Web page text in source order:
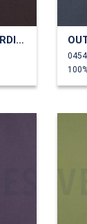
OUTDOOR WASSERDICHT